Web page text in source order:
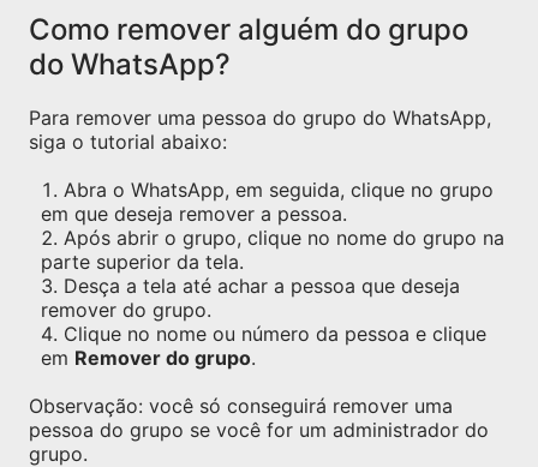
Como remover alguém do grupo
do WhatsApp?
Para remover uma pessoa do grupo do WhatsApp,
siga o tutorial abaixo:
Abra o WhatsApp, em seguida, clique no grupo
em que deseja remover a pessoa.
Após abrir o grupo, clique no nome do grupo na
parte superior da tela.
Desça a tela até achar a pessoa que deseja
remover do grupo.
Clique no nome ou número da pessoa e clique
em Remover do grupo.
Observação: você só conseguirá remover uma
pessoa do grupo se você for um administrador do
grupo.